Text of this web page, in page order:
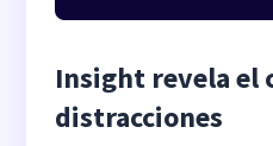
Insight revela el
distracciones